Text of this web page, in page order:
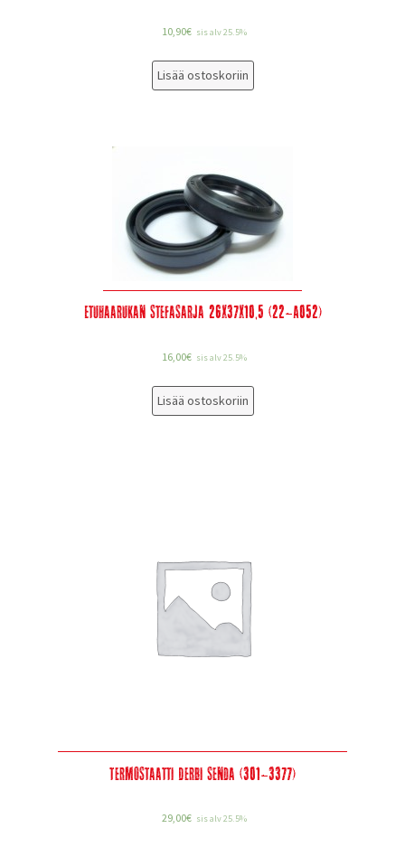
10,90€ sis alv 25.5%
Lisää ostoskoriin
Etuhaarukan stefasarja 26x37x10,5 (22-A052)
16,00€ sis alv 25.5%
Lisää ostoskoriin
Termostaatti Derbi Senda (301-3377)
29,00€ sis alv 25.5%